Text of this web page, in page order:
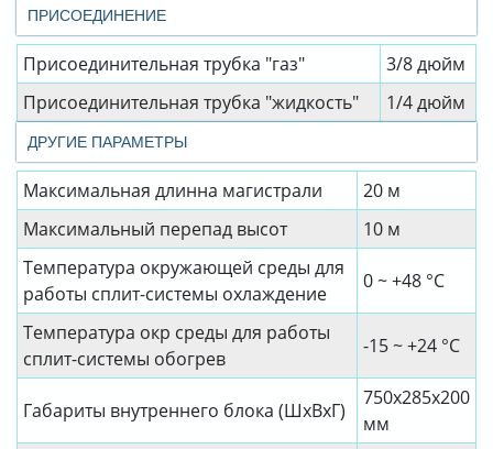
ПРИСОЕДИНЕНИЕ
Присоединительная трубка "газ"
3/8 дюйм
Присоединительная трубка "жидкость"
1/4 дюйм
ДРУГИЕ ПАРАМЕТРЫ
Максимальная длинна магистрали
20 м
Максимальный перепад высот
10 м
Температура окружающей среды для
работы сплит-системы охлаждение
0 ~ +48 °C
Температура окр среды для работы
сплит-системы обогрев
-15 ~ +24 °C
Габариты внутреннего блока (ШхВхГ)
750x285x200
мм